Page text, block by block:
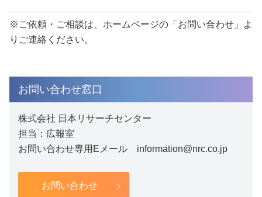
※ご依頼・ご相談は、ホームページの「お問い合わせ」よ
りご連絡ください。
お問い合わせ窓口
株式会社 日本リサーチセンター
担当：広報室
お問い合わせ専用Eメール information@nrc.co.jp
お問い合わせ